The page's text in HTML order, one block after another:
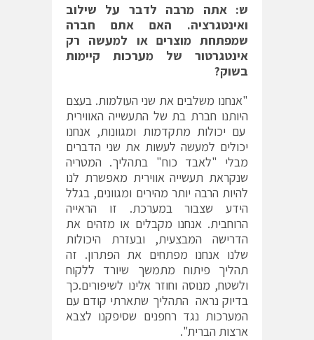
ש: אתה מרבה לדבר על שילוב
ואינטגרציה. האם אתם חברה
שמפתחת מוצרים או למעשה רק
אינטגרטור של מערכות קיימות
בשוק?
"אנחנו משלבים את שני העולמות. בעצם
היותנו חברת בת של התעשייה האווירית
עם יכולות מתקדמות ומגוונות, אנחנו
יכולים למעשה לעשות את שני הדברים
מבלי "לאבד כוח" בתהליך. המטריה
שנקראת תעשייה אווירית מאפשרת לנו
להיות הרבה יותר מהירים ומגוונים, בגלל
הידע שצבור במערכת. זו הראייה
הרוחבית. אנחנו מקבלים או מזהים את
הדרישה המבצעית, ובעזרת היכולות
שלנו אנחנו מפתחים את הפתרון. זה
תהליך פיתוח מתמשך שיורד ללקוח
ולשטח, מנוסה וחוזר אלינו לשיפורים.כך
בדיוק נראה התהליך שתארתי קודם עם
המערכות נגד רחפנים שסיפקנו לצבא
ארצות הברית".